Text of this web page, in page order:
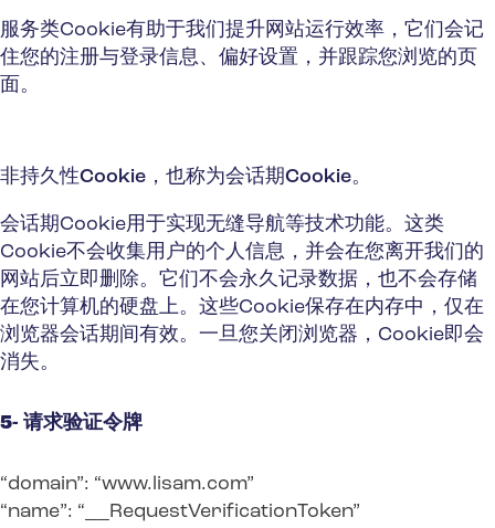
服务类Cookie有助于我们提升网站运行效率，它们会记
住您的注册与登录信息、偏好设置，并跟踪您浏览的页
面。
非持久性Cookie，也称为会话期Cookie。
会话期Cookie用于实现无缝导航等技术功能。这类
Cookie不会收集用户的个人信息，并会在您离开我们的
网站后立即删除。它们不会永久记录数据，也不会存储
在您计算机的硬盘上。这些Cookie保存在内存中，仅在
浏览器会话期间有效。一旦您关闭浏览器，Cookie即会
消失。
5- 请求验证令牌
“domain”: “www.lisam.com”
“name”: “__RequestVerificationToken”